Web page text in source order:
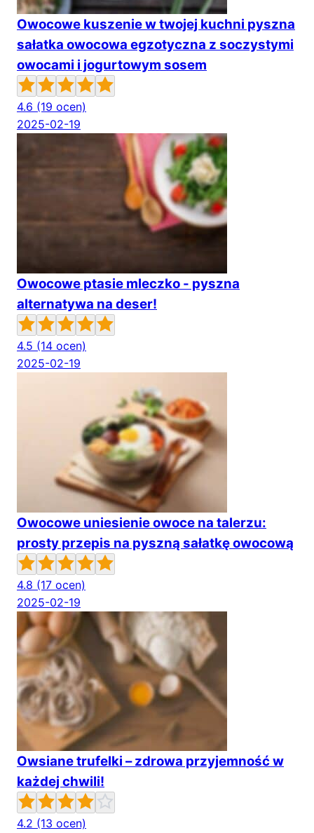
Owocowe kuszenie w twojej kuchni pyszna
sałatka owocowa egzotyczna z soczystymi
owocami i jogurtowym sosem
4.6 (19 ocen)
2025-02-19
Owocowe ptasie mleczko - pyszna
alternatywa na deser!
4.5 (14 ocen)
2025-02-19
Owocowe uniesienie owoce na talerzu:
prosty przepis na pyszną sałatkę owocową
4.8 (17 ocen)
2025-02-19
Owsiane trufelki – zdrowa przyjemność w
każdej chwili!
4.2 (13 ocen)